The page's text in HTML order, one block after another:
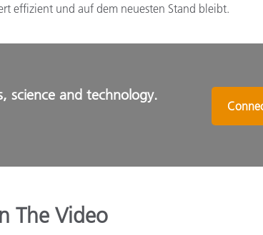
effizient und auf dem neuesten Stand bleibt.
science and technology.
The Video